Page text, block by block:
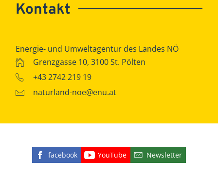
Kontakt
Energie- und Umweltagentur des Landes NÖ
Grenzgasse 10, 3100 St. Pölten
+43 2742 219 19
naturland-noe@enu.at
Finden Sie die eNu auf Facebook
facebook Besuchen Sie den
YouTube Abonnieren Sie
Newsletter